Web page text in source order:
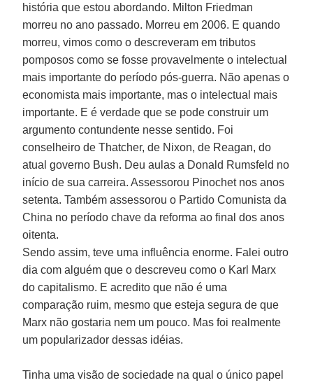
história que estou abordando. Milton Friedman
morreu no ano passado. Morreu em 2006. E quando
morreu, vimos como o descreveram em tributos
pomposos como se fosse provavelmente o intelectual
mais importante do período pós-guerra. Não apenas o
economista mais importante, mas o intelectual mais
importante. E é verdade que se pode construir um
argumento contundente nesse sentido. Foi
conselheiro de Thatcher, de Nixon, de Reagan, do
atual governo Bush. Deu aulas a Donald Rumsfeld no
início de sua carreira. Assessorou Pinochet nos anos
setenta. Também assessorou o Partido Comunista da
China no período chave da reforma ao final dos anos
oitenta.
Sendo assim, teve uma influência enorme. Falei outro
dia com alguém que o descreveu como o Karl Marx
do capitalismo. E acredito que não é uma
comparação ruim, mesmo que esteja segura de que
Marx não gostaria nem um pouco. Mas foi realmente
um popularizador dessas idéias.
Tinha uma visão de sociedade na qual o único papel